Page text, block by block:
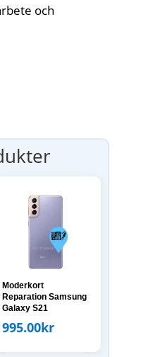
och
Moderkort
Reparation Samsung
Galaxy S21
995.00kr